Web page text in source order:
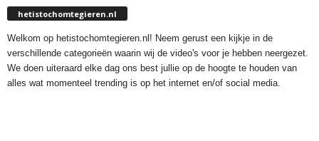
hetistochomtegieren.nl
Welkom op hetistochomtegieren.nl! Neem gerust een kijkje in de
verschillende categorieën waarin wij de video's voor je hebben neergezet.
We doen uiteraard elke dag ons best jullie op de hoogte te houden van
alles wat momenteel trending is op het internet en/of social media.